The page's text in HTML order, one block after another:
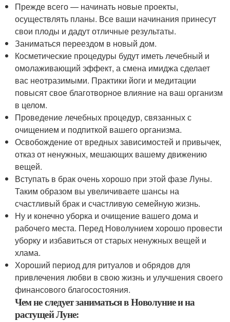
Прежде всего — начинать новые проекты,
осуществлять планы. Все ваши начинания принесут
свои плоды и дадут отличные результаты.
Заниматься переездом в новый дом.
Косметические процедуры будут иметь лечебный и
омолаживающий эффект, а смена имиджа сделает
вас неотразимыми. Практики йоги и медитации
повысят свое благотворное влияние на ваш организм
в целом.
Проведение лечебных процедур, связанных с
очищением и подпиткой вашего организма.
Освобождение от вредных зависимостей и привычек,
отказ от ненужных, мешающих вашему движению
вещей.
Вступать в брак очень хорошо при этой фазе Луны.
Таким образом вы увеличиваете шансы на
счастливый брак и счастливую семейную жизнь.
Ну и конечно уборка и очищение вашего дома и
рабочего места. Перед Новолунием хорошо провести
уборку и избавиться от старых ненужных вещей и
хлама.
Хороший период для ритуалов и обрядов для
привлечения любви в свою жизнь и улучшения своего
финансового благосостояния.
Чем не следует заниматься в Новолуние и на
растущей Луне: